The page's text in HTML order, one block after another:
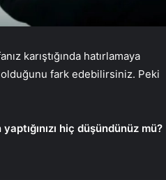
karıştığında hatırlamaya
olduğunu fark edebilirsiniz. Peki
hiç düşündünüz mü?